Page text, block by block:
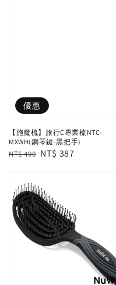
優惠
【施魔梳】旅行C專業梳NTC-
MXWH(鋼琴鍵-黑把手)
Regular
NT$ 490 Sale
NT$ 387